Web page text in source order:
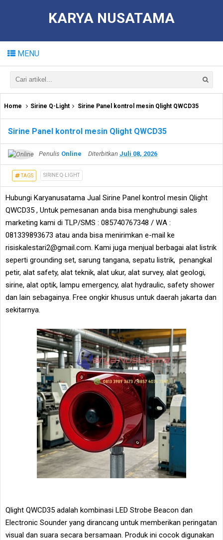
KARYA NUSATAMA
MENU
Home Sirine Q-Light Sirine Panel kontrol mesin Qlight QWCD35
Sirine Panel kontrol mesin Qlight QWCD35
Penulis Online Diterbitkan Juli 08, 2026
TAGS SIRINE Q-LIGHT
Hubungi Karyanusatama Jual Sirine Panel kontrol mesin Qlight
QWCD35 , Untuk pemesanan anda bisa menghubungi sales
marketing kami di TLP/SMS : 085740767348 / WA :
081339893673 atau anda bisa menirimkan e-mail ke
risiskalestari2@gmail.com. Kami juga menjual berbagai alat listrik
seperti grounding set, sarung tangana, sepatu listrik, penangkal
petir, alat safety, alat teknik, alat ukur, alat survey, alat geologi,
sirine, alat optik, lampu emergency, alat hydraulic, safety shower
dan lain sebagainya. Free ongkir khusus untuk daerah jakarta dan
sekitarnya.
Qlight QWCD35 adalah kombinasi LED Strobe Beacon dan
Electronic Sounder yang dirancang untuk memberikan peringatan
visual dan suara secara bersamaan. Produk ini cocok digunakan